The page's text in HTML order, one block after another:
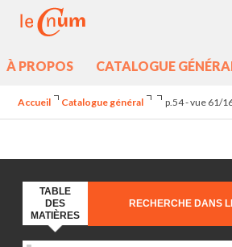
À PROPOS CATALOGUE
Accueil Catalogue général p.54 - vue 61/
TABLE
DES
MATIÈRES
RECHERCHE DANS